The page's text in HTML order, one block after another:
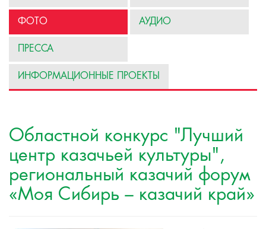
ФОТО АУДИО
ПРЕССА
ИНФОРМАЦИОННЫЕ ПРОЕКТЫ
Областной конкурс "Лучший
центр казачьей культуры",
региональный казачий форум
«Моя Сибирь – казачий край»